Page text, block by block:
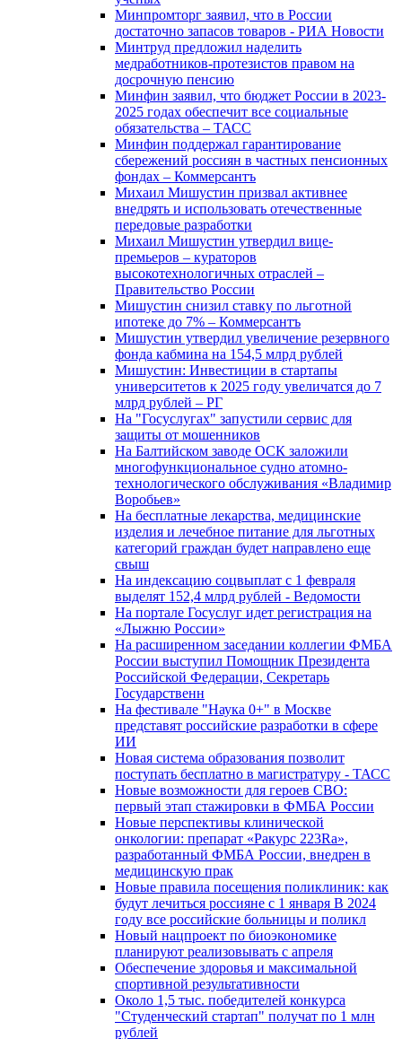
Минпромторг заявил, что в России
достаточно запасов товаров - РИА Новости
Минтруд предложил наделить
медработников-протезистов правом на
досрочную пенсию
Минфин заявил, что бюджет России в 2023-
2025 годах обеспечит все социальные
обязательства – ТАСС
Минфин поддержал гарантирование
сбережений россиян в частных пенсионных
фондах – Коммерсантъ
Михаил Мишустин призвал активнее
внедрять и использовать отечественные
передовые разработки
Михаил Мишустин утвердил вице-
премьеров – кураторов
высокотехнологичных отраслей –
Правительство России
Мишустин снизил ставку по льготной
ипотеке до 7% – Коммерсантъ
Мишустин утвердил увеличение резервного
фонда кабмина на 154,5 млрд рублей
Мишустин: Инвестиции в стартапы
университетов к 2025 году увеличатся до 7
млрд рублей – РГ
На "Госуслугах" запустили сервис для
защиты от мошенников
На Балтийском заводе ОСК заложили
многофункциональное судно атомно-
технологического обслуживания «Владимир
Воробьев»
На бесплатные лекарства, медицинские
изделия и лечебное питание для льготных
категорий граждан будет направлено еще
свыш
На индексацию соцвыплат с 1 февраля
выделят 152,4 млрд рублей - Ведомости
На портале Госуслуг идет регистрация на
«Лыжню России»
На расширенном заседании коллегии ФМБА
России выступил Помощник Президента
Российской Федерации, Секретарь
Государственн
На фестивале "Наука 0+" в Москве
представят российские разработки в сфере
ИИ
Новая система образования позволит
поступать бесплатно в магистратуру - ТАСС
Новые возможности для героев СВО:
первый этап стажировки в ФМБА России
Новые перспективы клинической
онкологии: препарат «Ракурс 223Ra»,
разработанный ФМБА России, внедрен в
медицинскую прак
Новые правила посещения поликлиник: как
будут лечиться россияне с 1 января В 2024
году все российские больницы и поликл
Новый нацпроект по биоэкономике
планируют реализовывать с апреля
Обеспечение здоровья и максимальной
спортивной результативности
Около 1,5 тыс. победителей конкурса
"Студенческий стартап" получат по 1 млн
рублей